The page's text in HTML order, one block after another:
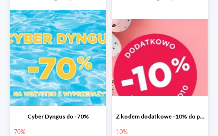
Cyber Dyngus do -70%
70%
Z kodem dodatkowe -10% do promocji -50%!
10%